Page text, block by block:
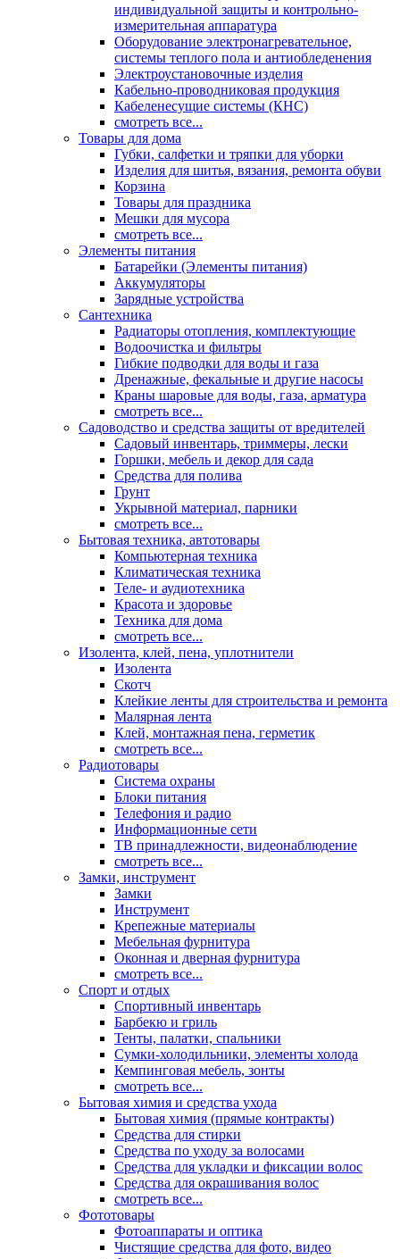
индивидуальной защиты и контрольно-
измерительная аппаратура
Оборудование электронагревательное,
системы теплого пола и антиобледенения
Электроустановочные изделия
Кабельно-проводниковая продукция
Кабеленесущие системы (КНС)
смотреть все...
Товары для дома
Губки, салфетки и тряпки для уборки
Изделия для шитья, вязания, ремонта обуви
Корзина
Товары для праздника
Мешки для мусора
смотреть все...
Элементы питания
Батарейки (Элементы питания)
Аккумуляторы
Зарядные устройства
Сантехника
Радиаторы отопления, комплектующие
Водоочистка и фильтры
Гибкие подводки для воды и газа
Дренажные, фекальные и другие насосы
Краны шаровые для воды, газа, арматура
смотреть все...
Садоводство и средства защиты от вредителей
Садовый инвентарь, триммеры, лески
Горшки, мебель и декор для сада
Средства для полива
Грунт
Укрывной материал, парники
смотреть все...
Бытовая техника, автотовары
Компьютерная техника
Климатическая техника
Теле- и аудиотехника
Красота и здоровье
Техника для дома
смотреть все...
Изолента, клей, пена, уплотнители
Изолента
Скотч
Клейкие ленты для строительства и ремонта
Малярная лента
Клей, монтажная пена, герметик
смотреть все...
Радиотовары
Система охраны
Блоки питания
Телефония и радио
Информационные сети
ТВ принадлежности, видеонаблюдение
смотреть все...
Замки, инструмент
Замки
Инструмент
Крепежные материалы
Мебельная фурнитура
Оконная и дверная фурнитура
смотреть все...
Спорт и отдых
Спортивный инвентарь
Барбекю и гриль
Тенты, палатки, спальники
Сумки-холодильники, элементы холода
Кемпинговая мебель, зонты
смотреть все...
Бытовая химия и средства ухода
Бытовая химия (прямые контракты)
Средства для стирки
Средства по уходу за волосами
Средства для укладки и фиксации волос
Средства для окрашивания волос
смотреть все...
Фототовары
Фотоаппараты и оптика
Чистящие средства для фото, видео